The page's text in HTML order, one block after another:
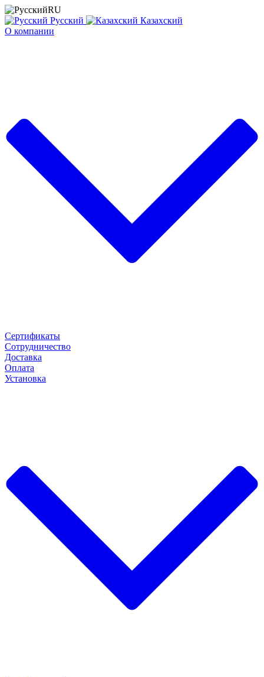
RU
Русский
Казахский
О компании
Сертификаты
Сотрудничество
Доставка
Оплата
Установка